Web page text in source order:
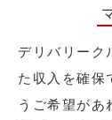
デリバリーク
た収入を確保
うご希望があ